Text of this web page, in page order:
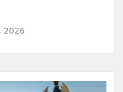
2026